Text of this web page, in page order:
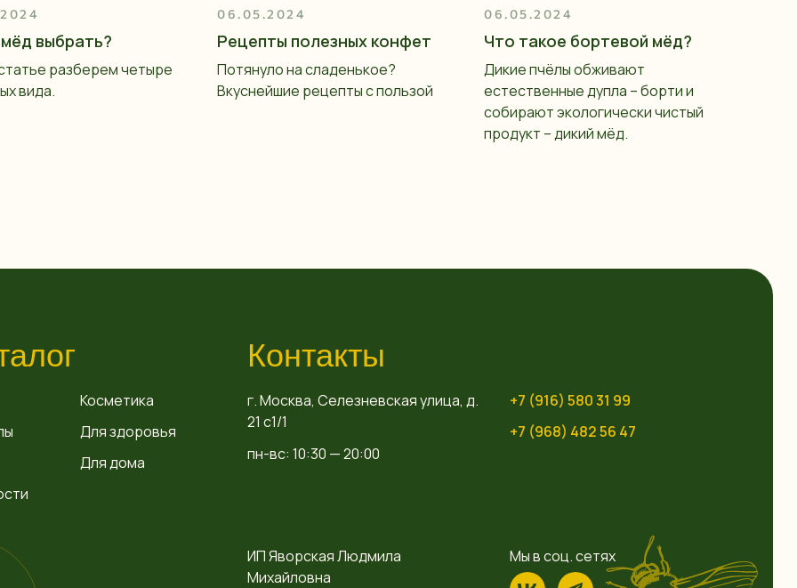
выбрать?
разберем четыре
вида.
06.05.2024
Рецепты полезных конфет
Потянуло на сладенькое?
Вкуснейшие рецепты с пользой
06.05.2024
Что такое бортевой мёд?
Дикие пчёлы обживают
естественные дупла – борти и
собирают экологически чистый
продукт – дикий мёд.
Косметика
Для дома
Для здоровья
Контакты
г. Москва, Селезневская улица, д.
21 с1/1
пн-вс: 10:30 — 20:00
+7 (916) 580 31 99
+7 (968) 482 56 47
ИП Яворская Людмила
Михайловна
Мы в соц. сетях